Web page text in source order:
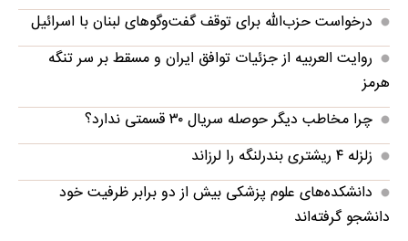
درخواست حزب‌الله برای توقف گفت‌وگوهای لبنان با اسرائیل
روایت العربیه از جزئیات توافق ایران و مسقط بر سر تنگه
هرمز
چرا مخاطب دیگر حوصله سریال ۳۰ قسمتی ندارد؟
زلزله ۴ ریشتری بندرلنگه را لرزاند
دانشکده‌های علوم پزشکی بیش از دو برابر ظرفیت خود
دانشجو گرفته‌اند